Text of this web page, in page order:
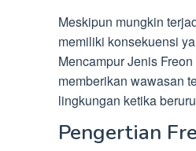
Meskipun mungkin
memiliki konsekuensi
Mencampur Jenis
memberikan wawasan
lingkungan ketika
Pengertian